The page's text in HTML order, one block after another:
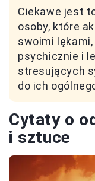
Ciekawe jest
osoby, które
swoimi
psychicznie i
stresujących
do ich
Cytaty o
i sztuce